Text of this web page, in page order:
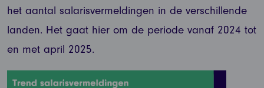
het aantal salarisvermeldingen in de verschillende
landen. Het gaat hier om de periode vanaf 2024 tot
en met april 2025.